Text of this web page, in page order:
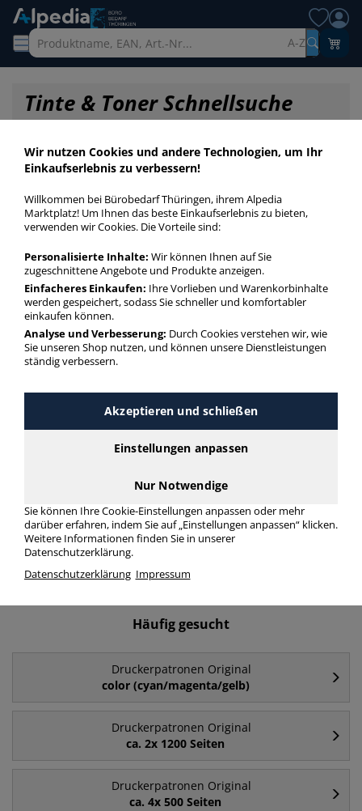
A-Z
Tinte & Toner Schnellsuche
Startseite »
Druckerpatronen Original T7564
Druckerpatronen Original
T7564 > Modellnummer T7564
Druckerpatronen Original T7564 in bester Qualität zum
T7564 mit unserer Filter-Funktion.
Druckerpatronen Original T7564
mehr Infos zur Kategorie
Häufig gesucht
Druckerpatronen Original
color (cyan/magenta/gelb)
Druckerpatronen Original
ca. 2x 1200 Seiten
Druckerpatronen Original
ca. 4x 500 Seiten
Wir nutzen Cookies und andere Technologien, um Ihr
Einkaufserlebnis zu verbessern!
Willkommen bei Bürobedarf Thüringen, ihrem Alpedia
Marktplatz! Um Ihnen das beste Einkaufserlebnis zu bieten,
verwenden wir Cookies. Die Vorteile sind:
Personalisierte Inhalte: Wir können Ihnen auf Sie
zugeschnittene Angebote und Produkte anzeigen.
Einfacheres Einkaufen: Ihre Vorlieben und Warenkorbinhalte
werden gespeichert, sodass Sie schneller und komfortabler
einkaufen können.
Analyse und Verbesserung: Durch Cookies verstehen wir, wie
Sie unseren Shop nutzen, und können unsere Dienstleistungen
ständig verbessern.
Akzeptieren und schließen
Einstellungen anpassen
Nur Notwendige
Sie können Ihre Cookie-Einstellungen anpassen oder mehr
darüber erfahren, indem Sie auf „Einstellungen anpassen“ klicken.
Weitere Informationen finden Sie in unserer
Datenschutzerklärung.
Datenschutzerklärung Impressum